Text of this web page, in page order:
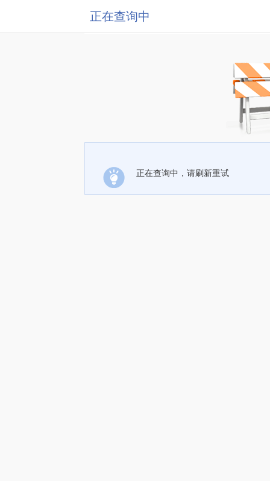
正在查询中
正在查询中，请刷新重试